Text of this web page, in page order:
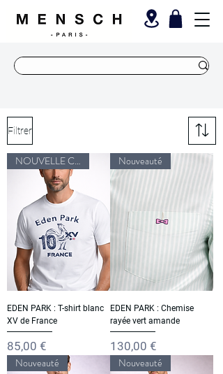
Filtrer
NOUVELLE COLLECTION
EDEN PARK : T-shirt blanc
XV de France
Prix
85,00 €
Nouveauté
EDEN PARK : Chemise
rayée vert amande
Prix
130,00 €
Nouveauté
Nouveauté